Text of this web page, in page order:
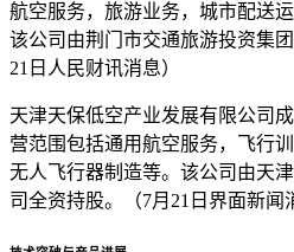
航空服务，旅游业务，城市配送
该公司由荆门市交通旅游投资集
21日人民财讯消息）
天津天保低空产业发展有限公司
营范围包括通用航空服务，飞行
无人飞行器制造等。该公司由天
司全资持股。（7月21日界面新闻